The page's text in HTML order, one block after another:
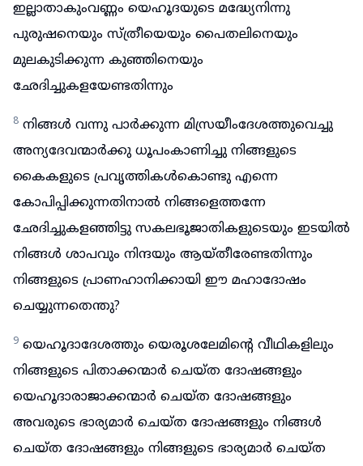
ഇല്ലാതാകുംവണ്ണം യെഹൂദയുടെ മദ്ധ്യേനിന്നു
പുരുഷനെയും സ്ത്രീയെയും പൈതലിനെയും
മുലകുടിക്കുന്ന കുഞ്ഞിനെയും
ഛേദിച്ചുകളയേണ്ടതിന്നും
8 നിങ്ങൾ വന്നു പാർക്കുന്ന മിസ്രയീംദേശത്തുവെച്ചു
അന്യദേവന്മാർക്കു ധൂപംകാണിച്ചു നിങ്ങളുടെ
കൈകളുടെ പ്രവൃത്തികൾകൊണ്ടു എന്നെ
കോപിപ്പിക്കുന്നതിനാൽ നിങ്ങളെത്തന്നേ
ഛേദിച്ചുകളഞ്ഞിട്ടു സകലഭൂജാതികളുടെയും ഇടയിൽ
നിങ്ങൾ ശാപവും നിന്ദയും ആയ്തീരേണ്ടതിന്നും
നിങ്ങളുടെ പ്രാണഹാനിക്കായി ഈ മഹാദോഷം
ചെയ്യുന്നതെന്തു?
9 യെഹൂദാദേശത്തും യെരൂശലേമിന്റെ വീഥികളിലും
നിങ്ങളുടെ പിതാക്കന്മാർ ചെയ്ത ദോഷങ്ങളും
യെഹൂദാരാജാക്കന്മാർ ചെയ്ത ദോഷങ്ങളും
അവരുടെ ഭാര്യമാർ ചെയ്ത ദോഷങ്ങളും നിങ്ങൾ
ചെയ്ത ദോഷങ്ങളും നിങ്ങളുടെ ഭാര്യമാർ ചെയ്ത